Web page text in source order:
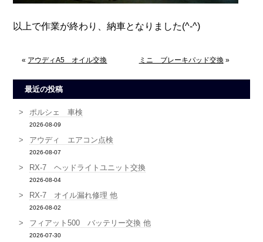
以上で作業が終わり、納車となりました(^-^)
« アウディA5 オイル交換 ミニ ブレーキパッド交換»
最近の投稿
ポルシェ 車検
2026-08-09
アウディ エアコン点検
2026-08-07
RX-7 ヘッドライトユニット交換
2026-08-04
RX-7 オイル漏れ修理 他
2026-08-02
フィアット500 バッテリー交換 他
2026-07-30